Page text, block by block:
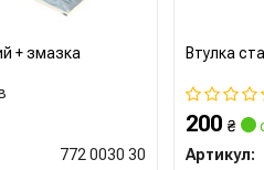
+ змазка
772 0030 30
Втулка
200 ₴
Артикул: